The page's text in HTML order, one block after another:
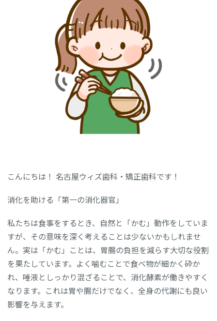
こんにちは！ 名古屋ウィズ歯科・矯正歯科です！
消化を助ける「第一の消化器官」
私たちは食事をするとき、自然と「かむ」動作をしていま
すが、その意味を深く考えることは少ないかもしれませ
ん。実は「かむ」ことは、胃腸の負担を減らす大切な役割
を果たしています。よく噛むことで食べ物が細かく砕か
れ、唾液としっかり混ざることで、消化酵素が働きやすく
なります。これは胃や腸だけでなく、全身の代謝にも良い
影響を与えます。